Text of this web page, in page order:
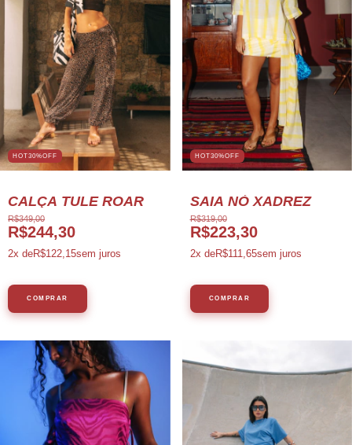
HOT30%OFF
CALÇA TULE ROAR
R$349,00
R$244,30
2x deR$122,15sem juros
COMPRAR
HOT30%OFF
SAIA NÓ XADREZ
R$319,00
R$223,30
2x deR$111,65sem juros
COMPRAR